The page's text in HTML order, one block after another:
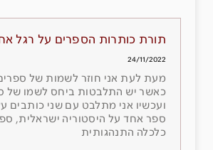
תורת כותרות הספרים על רגל
24/11/2022
מעת לעת אני חוזר לשמות של
כאשר יש התלבטות ביחס לשמו של
ועכשיו אני מתלבט עם שני כותבים
ספר אחד על היסטוריה ישראלית,
כלכלה התנהגותית